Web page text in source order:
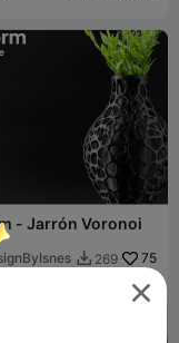
- Jarrón Voronoi
 269 75
